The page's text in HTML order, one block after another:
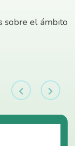
sobre el ámbito